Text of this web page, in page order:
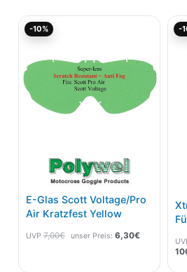
-10%
E-Glas Scott Voltage/Pro
Air Kratzfest Yellow
UVP 7,00€ unser Preis: 6,30€
Aktueller
-